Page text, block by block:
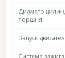
Диаметр
поршня
Запуск
Система